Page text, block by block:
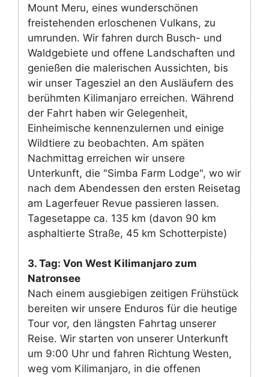
Mount Meru, eines wunderschönen
freistehenden erloschenen Vulkans, zu
umrunden. Wir fahren durch Busch- und
Waldgebiete und offene Landschaften und
genießen die malerischen Aussichten, bis
wir unser Tagesziel an den Ausläufern des
berühmten Kilimanjaro erreichen. Während
der Fahrt haben wir Gelegenheit,
Einheimische kennenzulernen und einige
Wildtiere zu beobachten. Am späten
Nachmittag erreichen wir unsere
Unterkunft, die "Simba Farm Lodge", wo wir
nach dem Abendessen den ersten Reisetag
am Lagerfeuer Revue passieren lassen.
Tagesetappe ca. 135 km (davon 90 km
asphaltierte Straße, 45 km Schotterpiste)
3. Tag: Von West Kilimanjaro zum
Natronsee
Nach einem ausgiebigen zeitigen Frühstück
bereiten wir unsere Enduros für die heutige
Tour vor, den längsten Fahrtag unserer
Reise. Wir starten von unserer Unterkunft
um 9:00 Uhr und fahren Richtung Westen,
weg vom Kilimanjaro, in die offenen